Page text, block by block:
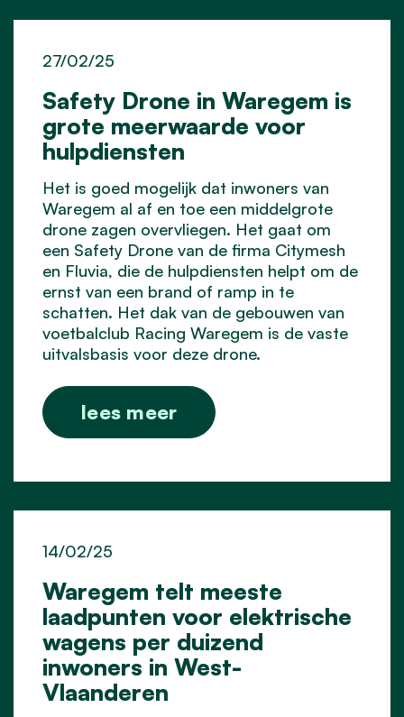
Safety Drone in Waregem is
grote meerwaarde voor
hulpdiensten
27/02/25
Het is goed mogelijk dat inwoners van
Waregem al af en toe een middelgrote
drone zagen overvliegen. Het gaat om
een Safety Drone van de firma Citymesh
en Fluvia, die de hulpdiensten helpt om de
ernst van een brand of ramp in te
schatten. Het dak van de gebouwen van
voetbalclub Racing Waregem is de vaste
uitvalsbasis voor deze drone.
lees meer
Waregem telt meeste
laadpunten voor elektrische
wagens per duizend
inwoners in West-
Vlaanderen
14/02/25